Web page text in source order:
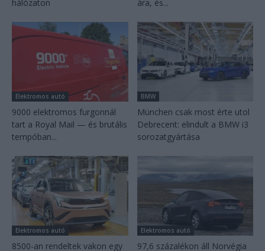
hálózaton
ára, és...
Elektromos autó
9000 elektromos furgonnál
tart a Royal Mail — és brutális
tempóban...
BMW
München csak most érte utol
Debrecent: elindult a BMW i3
sorozatgyártása
Elektromos autó
8500-an rendeltek vakon egy
Elektromos autó
97,6 százalékon áll Norvégia